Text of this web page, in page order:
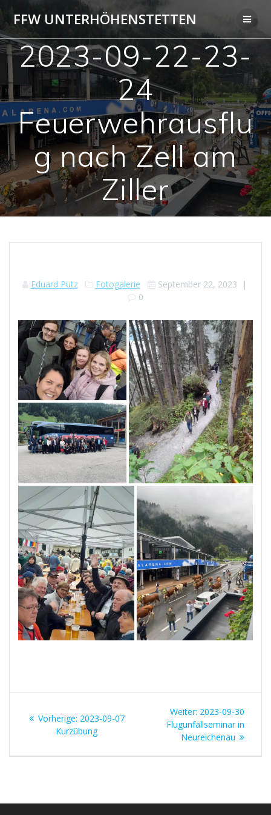
Zum
Inhalt
FFW UNTERHÖHENSTETTEN
2023-09-22-23-
24
Feuerwehrausflu
g nach Zell am
Ziller
Eduard Putz Fotogalerie September 22, 2023 |
0
Navigation
Vorherige: Vorheriger
Beitrag:
2023-09-07
Kurzübung
Weiter: Nächster
Beitrag:
2023-09-30
Flugunfallseminar in
Neureichenau